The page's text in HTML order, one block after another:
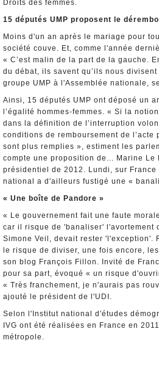
Droits des femmes.
15 députés UMP proposent le
Moins d'un an après le mariage pour
société couve. Et, comme l'année
« C’est malin de la part de la gauche.
du débat, ils savent qu’ils nous
groupe UMP à l'Assemblée nationale,
Ainsi, 15 députés UMP ont déposé un
l’égalité hommes-femmes. « Si la
dans la définition de l’interruption
conditions de remboursement de l’acte
sont plus remplies », estiment les
compte une proposition de... Marine Le
présidentiel de 2012. Lundi, sur
national a d'ailleurs fustigé une «
« Une boîte de Pandore »
« Le gouvernement fait une faute
car il risque de 'banaliser' l'avortement
Simone Veil, devait rester 'l'exception'.
le risque de diviser, une fois encore,
son blog François Fillon. Invité de
pour sa part, évoqué « un risque
« Très franchement, je n'aurais pas
ajouté le président de l'UDI.
Selon l'Institut national d'études
IVG ont été réalisées en France en
métropole.